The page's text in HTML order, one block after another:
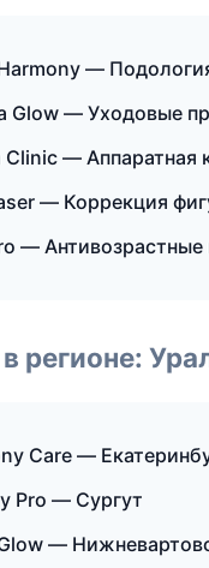
—
Glow — Уходовые
Clinic — Аппаратная
— Коррекция
—
регионе:
Care —
Pro — Сургут
—